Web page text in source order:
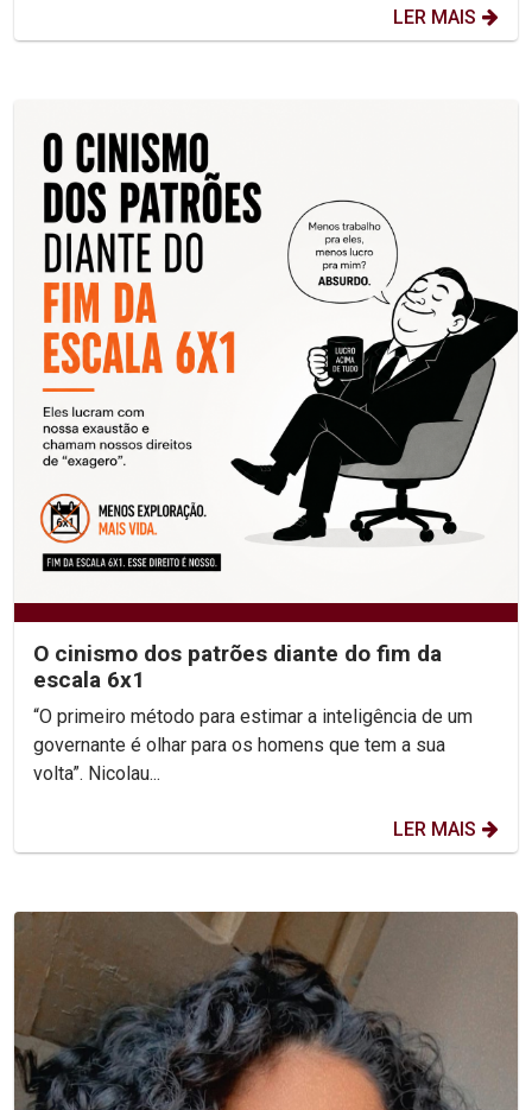
LER MAIS
O cinismo dos patrões diante do fim da
escala 6x1
“O primeiro método para estimar a inteligência de um
governante é olhar para os homens que tem a sua
volta”. Nicolau...
LER MAIS